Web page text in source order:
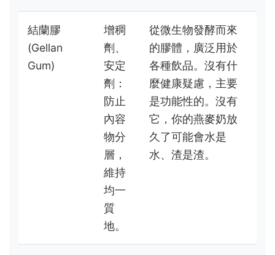
結蘭膠
(Gellan
Gum)
增稠
劑、
安定
劑：
防止
內容
物分
層，
維持
均一
質
地。
從微生物發酵而來
的膠體，廣泛用於
各種飲品。沒有什
麼健康疑慮，主要
是功能性的。沒有
它，你的燕麥奶放
久了可能會水是
水、渣是渣。